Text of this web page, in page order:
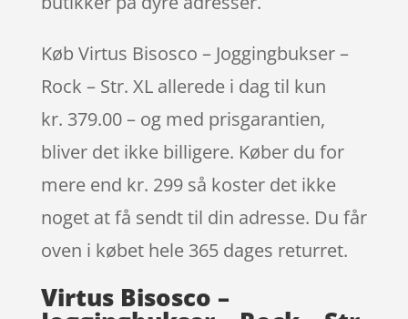
Køb Virtus Bisosco – Joggingbukser –
Rock – Str. XL allerede i dag til kun
kr. 379.00 – og med prisgarantien,
bliver det ikke billigere. Køber du for
mere end kr. 299 så koster det ikke
noget at få sendt til din adresse. Du får
oven i købet hele 365 dages returret.
Virtus Bisosco –